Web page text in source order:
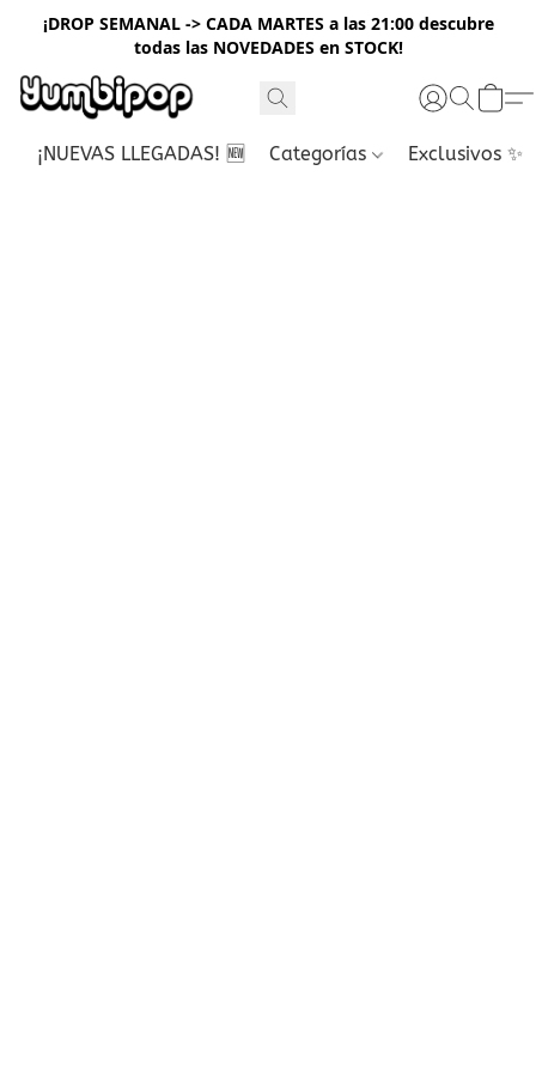
¡DROP SEMANAL -> CADA MARTES a las 21:00 descubre
todas las NOVEDADES en STOCK!
¡NUEVAS LLEGADAS! 🆕 Categorías Exclusivos ✨